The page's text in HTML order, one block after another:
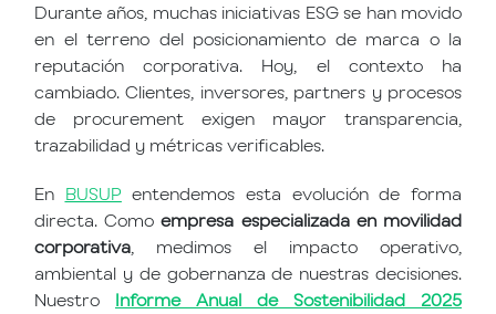
Durante años, muchas iniciativas ESG se han movido
en el terreno del posicionamiento de marca o la
reputación corporativa. Hoy, el contexto ha
cambiado. Clientes, inversores, partners y procesos
de procurement exigen mayor transparencia,
trazabilidad y métricas verificables.
En BUSUP entendemos esta evolución de forma
directa. Comoempresa especializada en movilidad
corporativa, medimos el impacto operativo,
ambiental y de gobernanza de nuestras decisiones.
Nuestro Informe Anual de Sostenibilidad 2025